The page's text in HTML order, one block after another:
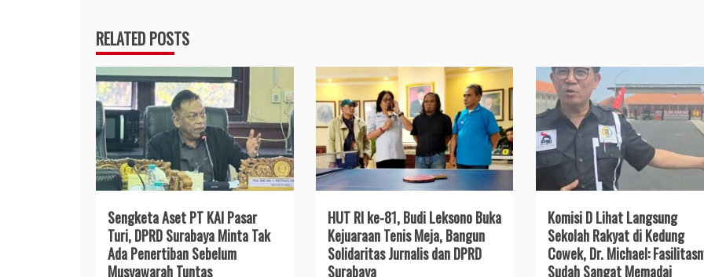
RELATED POSTS
Sengketa Aset PT KAI Pasar
Turi, DPRD Surabaya Minta Tak
Ada Penertiban Sebelum
Musyawarah Tuntas
HUT RI ke-81, Budi Leksono Buka
Kejuaraan Tenis Meja, Bangun
Solidaritas Jurnalis dan DPRD
Surabaya
Komisi D Lihat Langsung
Sekolah Rakyat di Kedung
Cowek, Dr. Michael:
Sudah Sangat Memadai